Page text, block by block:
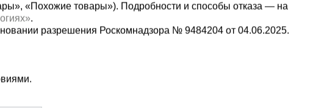
225-00-90
Мы в социальных сетях:
«Похожие товары»). Подробности и способы отказа — на
.
разрешения Роскомнадзора № 9484204 от 04.06.2025.